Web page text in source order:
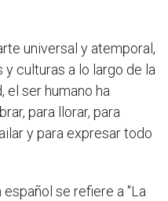
universal y atemporal,
culturas a lo largo de la
el ser humano ha
para llorar, para
y para expresar todo
español se refiere a "La